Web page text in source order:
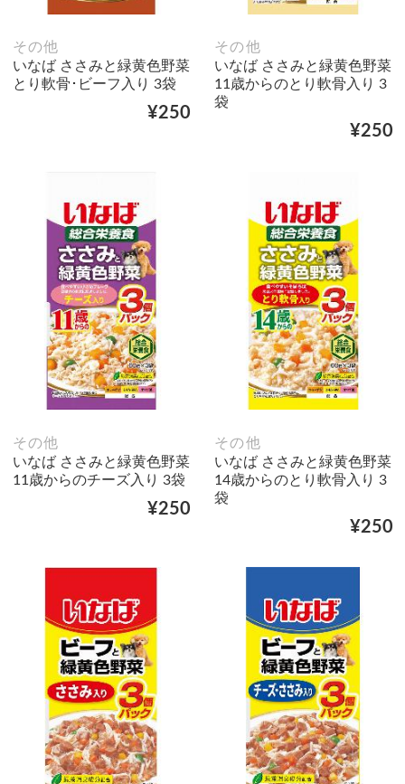
その他
いなば ささみと緑黄色野菜
とり軟骨･ビーフ入り 3袋
¥250
その他
いなば ささみと緑黄色野菜
11歳からのとり軟骨入り 3
袋
¥250
その他
いなば ささみと緑黄色野菜
11歳からのチーズ入り 3袋
¥250
その他
いなば ささみと緑黄色野菜
14歳からのとり軟骨入り 3
袋
¥250